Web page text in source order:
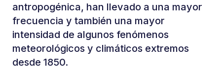
antropogénica, han llevado a una mayor
frecuencia y también una mayor
intensidad de algunos fenómenos
meteorológicos y climáticos extremos
desde 1850.